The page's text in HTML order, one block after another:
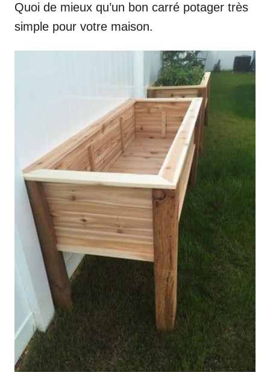
Quoi de mieux qu’un bon carré potager très
simple pour votre maison.